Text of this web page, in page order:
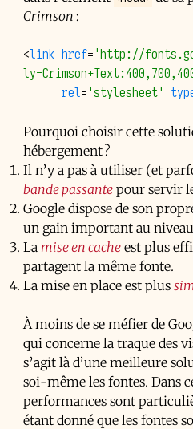
Crimson :
<link href='http://
rel='stylesheet'
Pourquoi choisir cette
hébergement ?
Il n’y a pas à utiliser (et
bande passantepour servir
Google dispose de son
un gain important au
La mise en cacheest plus
partagent la même fonte.
La mise en place est plus
À moins de se méfier de
qui concerne la traque des
s’agit là d’une meilleure
soi-même les fontes. Dans
performances sont
étant donné que les fontes